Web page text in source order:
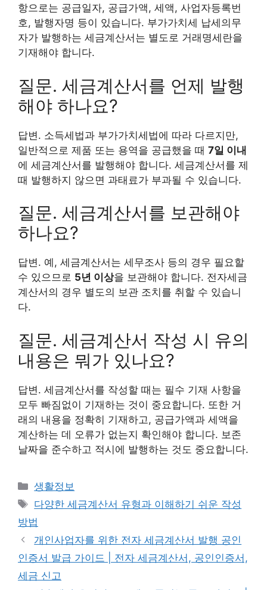
항으로는 공급일자, 공급가액, 세액, 사업자등록번
호, 발행자명 등이 있습니다. 부가가치세 납세의무
자가 발행하는 세금계산서는 별도로 거래명세란을
기재해야 합니다.
질문. 세금계산서를 언제 발행
해야 하나요?
답변. 소득세법과 부가가치세법에 따라 다르지만,
일반적으로 제품 또는 용역을 공급했을 때 7일 이내
에 세금계산서를 발행해야 합니다. 세금계산서를 제
때 발행하지 않으면 과태료가 부과될 수 있습니다.
질문. 세금계산서를 보관해야
하나요?
답변. 예, 세금계산서는 세무조사 등의 경우 필요할
수 있으므로 5년 이상을 보관해야 합니다. 전자세금
계산서의 경우 별도의 보관 조치를 취할 수 있습니
다.
질문. 세금계산서 작성 시 유의
내용은 뭐가 있나요?
답변. 세금계산서를 작성할 때는 필수 기재 사항을
모두 빠짐없이 기재하는 것이 중요합니다. 또한 거
래의 내용을 정확히 기재하고, 공급가액과 세액을
계산하는 데 오류가 없는지 확인해야 합니다. 보존
날짜을 준수하고 적시에 발행하는 것도 중요합니다.
카
테
고
리
생활정보
태
그
다양한 세금계산서 유형과 이해하기 쉬운 작성
방법
개인사업자를 위한 전자 세금계산서 발행 공인
인증서 발급 가이드 | 전자 세금계산서, 공인인증서,
세금 신고